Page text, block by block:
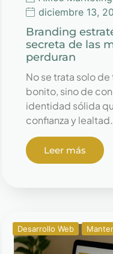
diciembre 13,
Branding
secreta de las
perduran
No se trata solo
bonito, sino de
identidad sólida
confianza y
Leer más
Desarrollo Web